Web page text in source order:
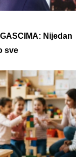
Nijedan
sve